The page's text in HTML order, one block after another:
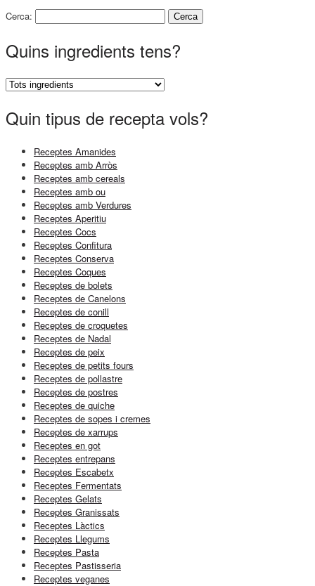
Cerca:
Quins ingredients tens?
Quin tipus de recepta vols?
Receptes Amanides
Receptes amb Arròs
Receptes amb cereals
Receptes amb ou
Receptes amb Verdures
Receptes Aperitiu
Receptes Cocs
Receptes Confitura
Receptes Conserva
Receptes Coques
Receptes de bolets
Receptes de Canelons
Receptes de conill
Receptes de croquetes
Receptes de Nadal
Receptes de peix
Receptes de petits fours
Receptes de pollastre
Receptes de postres
Receptes de quiche
Receptes de sopes i cremes
Receptes de xarrups
Receptes en got
Receptes entrepans
Receptes Escabetx
Receptes Fermentats
Receptes Gelats
Receptes Granissats
Receptes Làctics
Receptes Llegums
Receptes Pasta
Receptes Pastisseria
Receptes veganes